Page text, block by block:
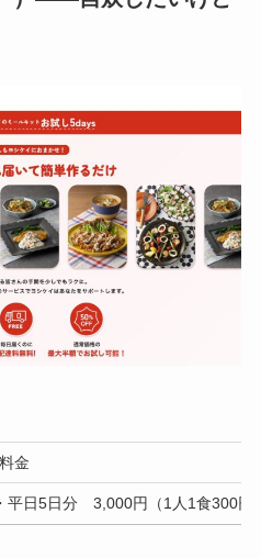
金
平日5日分 3,000円（1人1食300円